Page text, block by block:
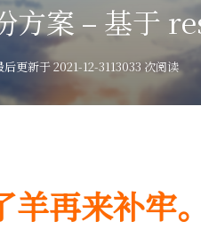
方案 – 基于
后更新于 2021-12-3113033 次阅读
再来补牢。